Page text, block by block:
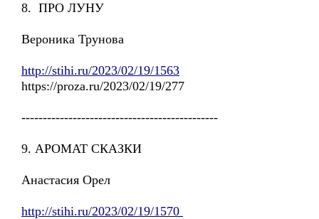
8. ПРО ЛУНУ
Вероника Трунова
http://stihi.ru/2023/02/19/1563
https://proza.ru/2023/02/19/277
----------------------------------------------
9. АРОМАТ СКАЗКИ
Анастасия Орел
http://stihi.ru/2023/02/19/1570